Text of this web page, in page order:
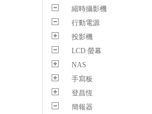
縮時攝影機
行動電源
投影機
LCD 螢幕
NAS
手寫板
登昌恆
簡報器